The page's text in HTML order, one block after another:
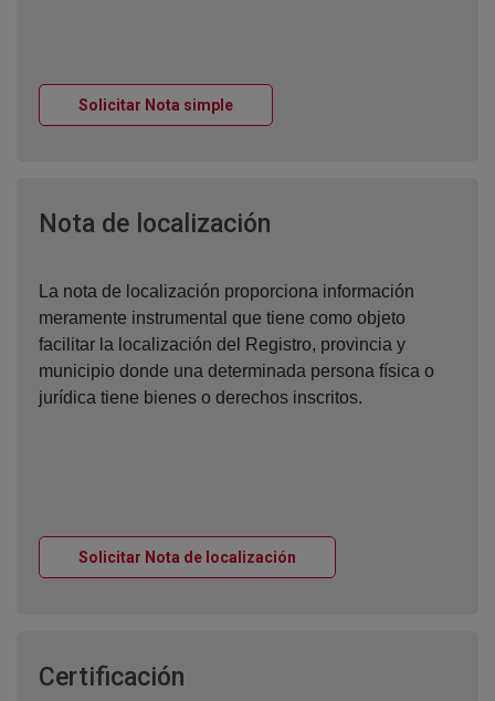
Solicitar Nota simpleVentana nueva
Nota de localización
La nota de localización proporciona información
meramente instrumental que tiene como objeto
facilitar la localización del Registro, provincia y
municipio donde una determinada persona física o
jurídica tiene bienes o derechos inscritos.
Solicitar Nota de localización
Certificación